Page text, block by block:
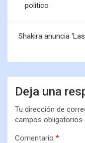
político
Shakira anuncia
Deja una
Tu dirección de
campos
Comentario *